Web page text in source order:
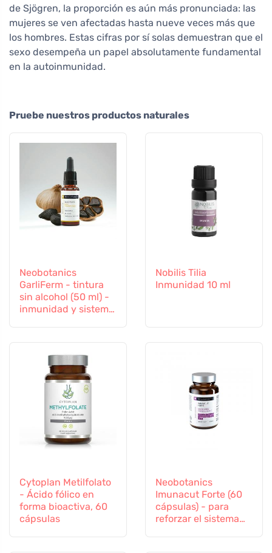
de Sjögren, la proporción es aún más pronunciada: las
mujeres se ven afectadas hasta nueve veces más que
los hombres. Estas cifras por sí solas demuestran que el
sexo desempeña un papel absolutamente fundamental
en la autoinmunidad.
Pruebe nuestros productos naturales
Neobotanics
GarliFerm - tintura
sin alcohol (50 ml) -
inmunidad y sistema
Nobilis Tilia
Inmunidad 10 ml
Cytoplan Metilfolato
- Ácido fólico en
forma bioactiva, 60
cápsulas
Neobotanics
Imunacut Forte (60
cápsulas) - para
reforzar el sistema